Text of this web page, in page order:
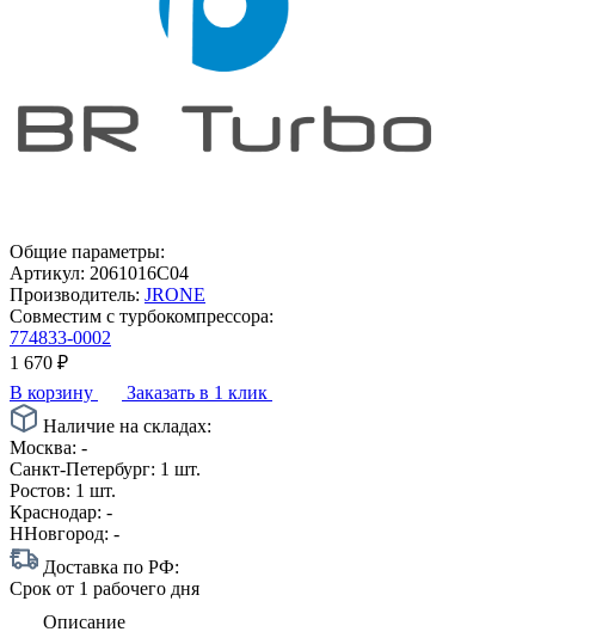
Общие параметры:
Артикул: 2061016C04
Производитель: JRONE
Совместим с турбокомпрессора:
774833-0002
1 670 ₽
В корзину
Заказать в 1 клик
Наличие на складах:
Москва: -
Санкт-Петербург: 1 шт.
Ростов: 1 шт.
Краснодар: -
ННовгород: -
Доставка по РФ:
Срок от 1 рабочего дня
Описание